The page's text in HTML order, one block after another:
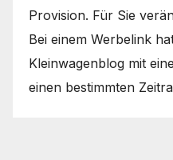
Provision. Für Sie
Bei einem Werbelink
Kleinwagenblog mit
einen bestimmten